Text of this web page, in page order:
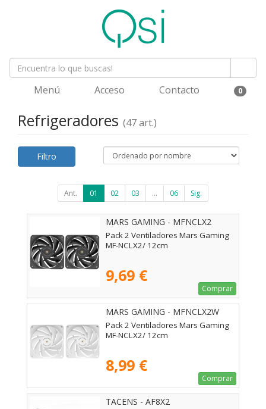
Menú Acceso Contacto 0
Refrigeradores (47 art.)
Filtro
Ant. 01 02 03 ... 06 Sig.
MARS GAMING - MFNCLX2
Pack 2 Ventiladores Mars Gaming
MF-NCLX2/ 12cm
9,69 €
Comprar
MARS GAMING - MFNCLX2W
Pack 2 Ventiladores Mars Gaming
MF-NCLX2/ 12cm
8,99 €
Comprar
TACENS - AF8X2